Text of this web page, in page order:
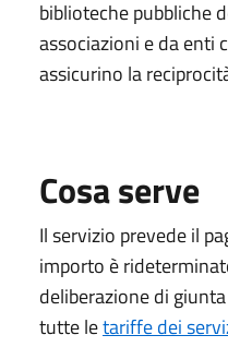
biblioteche pubbliche
associazioni e da enti
assicurino la
Cosa serve
Il servizio prevede il
importo èrideterminat
deliberazione di giunta
tutte letariffe dei